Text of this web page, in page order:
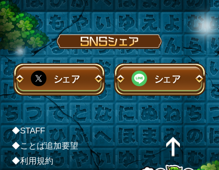
シェア シェア
◆STAFF
◆ことば追加要望
◆利用規約